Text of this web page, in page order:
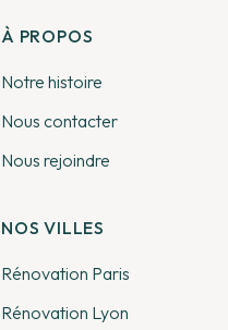
À PROPOS
Notre histoire
Nous contacter
Nous rejoindre
NOS VILLES
Rénovation Paris
Rénovation Lyon